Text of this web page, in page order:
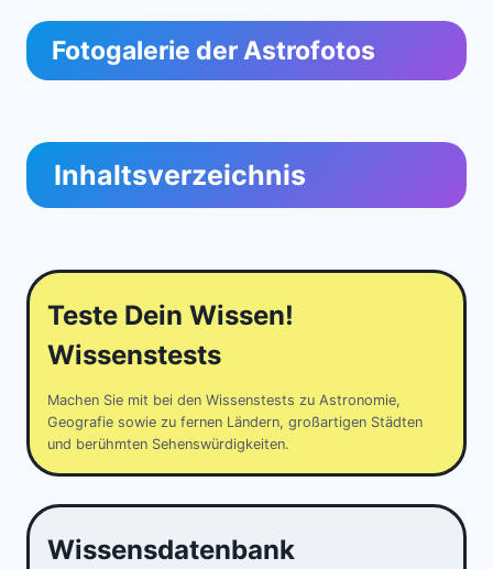
Fotogalerie der Astrofotos
Inhaltsverzeichnis
Teste Dein Wissen!
Wissenstests
Machen Sie mit bei den Wissenstests zu Astronomie,
Geografie sowie zu fernen Ländern, großartigen Städten
und berühmten Sehenswürdigkeiten.
Wissensdatenbank